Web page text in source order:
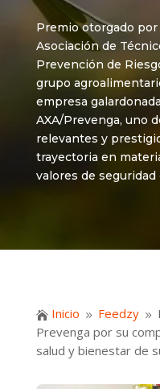
Premio otorgado por
Asociación de
Prevención de
grupo
empresa
AXA/Prevenga, uno
relevantes y
trayectoria en
valores de
 Inicio 9 Feedzy 9
Prevenga por su
salud y bienestar de